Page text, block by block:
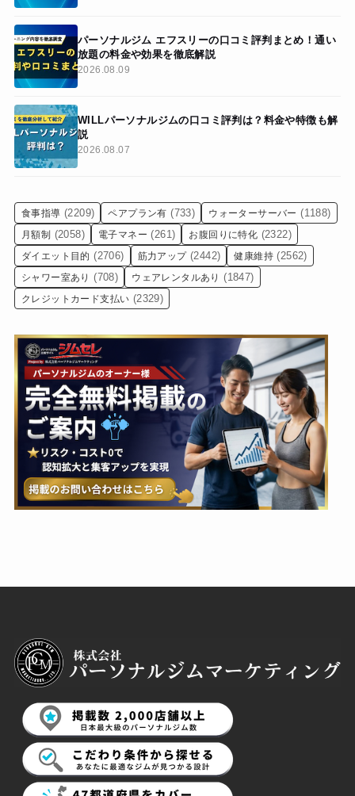
パーソナルジム エフスリーの口コミ評判まとめ！通い
放題の料金や効果を徹底解説
2026.08.09
WILLパーソナルジムの口コミ評判は？料金や特徴も解
説
2026.08.07
食事指導 (2209) ペアプラン有 (733) ウォーターサーバー (1188)
月額制 (2058) 電子マネー (261) お腹回りに特化 (2322)
ダイエット目的 (2706) 筋力アップ (2442) 健康維持 (2562)
シャワー室あり (708) ウェアレンタルあり (1847)
クレジットカード支払い (2329)